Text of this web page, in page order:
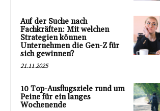
Auf der Suche nach
Fachkräften: Mit welchen
Strategien können
Unternehmen die Gen-Z für
sich gewinnen?
21.11.2025
10 Top-Ausflugsziele rund um
Peine für ein langes
Wochenende